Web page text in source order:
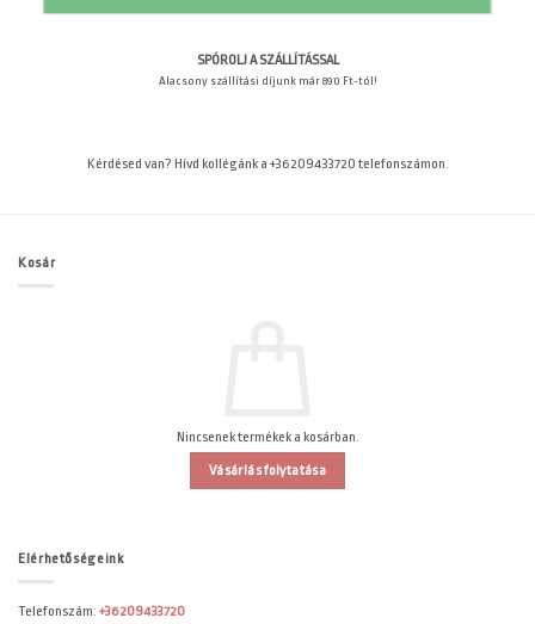
SPÓROLJ A SZÁLLÍTÁSSAL
Alacsony szállítási díjunk már 890 Ft-tól!
Kérdésed van? Hívd kollégánk a +36209433720 telefonszámon.
Kosár
Nincsenek termékek a kosárban.
Vásárlás folytatása
Elérhetőségeink
Telefonszám: +36209433720